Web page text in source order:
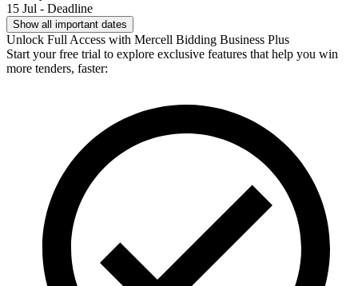
15 Jul - Deadline
Show all important dates
Unlock Full Access with Mercell Bidding Business Plus
Start your free trial to explore exclusive features that help you win
more tenders, faster: